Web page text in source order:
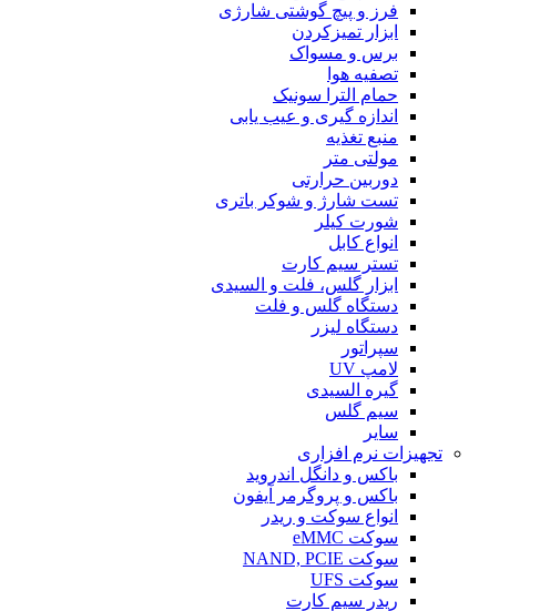
فرز و پیچ گوشتی شارژی
ابزار تمیزکردن
برس و مسواک
تصفیه هوا
حمام الترا سونیک
اندازه گیری و عیب یابی
منبع تغذیه
مولتی متر
دوربین حرارتی
تست شارژ و شوکر باتری
شورت کیلر
انواع کابل
تستر سیم کارت
ابزار گلس، فلت و السیدی
دستگاه گلس و فلت
دستگاه لیزر
سپراتور
لامپ UV
گیره السیدی
سیم گلس
سایر
تجهیزات نرم افزاری
باکس و دانگل اندروید
باکس و پروگرمر آیفون
انواع سوکت و ریدر
سوکت eMMC
سوکت NAND, PCIE
سوکت UFS
ریدر سیم کارت